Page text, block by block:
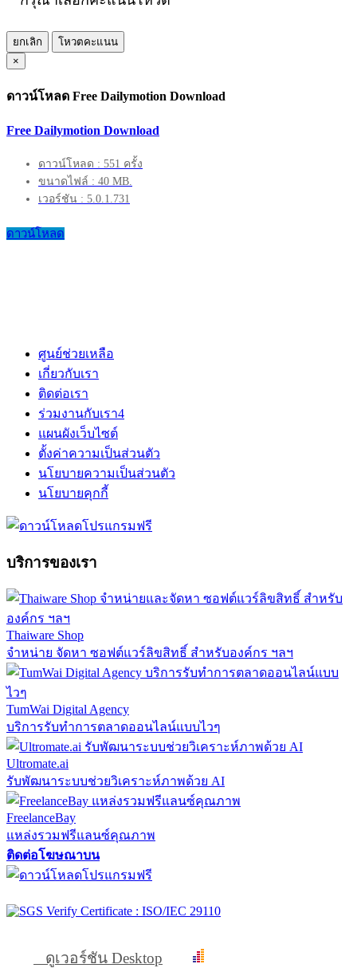
ยกเลิก
โหวตคะแนน
×
ดาวน์โหลด Free Dailymotion Download
Free Dailymotion Download
ดาวน์โหลด : 551 ครั้ง
ขนาดไฟล์ : 40 MB.
เวอร์ชัน : 5.0.1.731
ดาวน์โหลด
ศูนย์ช่วยเหลือ
เกี่ยวกับเรา
ติดต่อเรา
ร่วมงานกับเรา4
แผนผังเว็บไซต์
ตั้งค่าความเป็นส่วนตัว
นโยบายความเป็นส่วนตัว
นโยบายคุกกี้
บริการของเรา
Thaiware Shop
จำหน่าย จัดหา ซอฟต์แวร์ลิขสิทธิ์ สำหรับองค์กร ฯลฯ
TumWai Digital Agency
บริการรับทำการตลาดออนไลน์แบบไวๆ
Ultromate.ai
รับพัฒนาระบบช่วยวิเคราะห์ภาพด้วย AI
FreelanceBay
แหล่งรวมฟรีแลนซ์คุณภาพ
ติดต่อโฆษณาบน
ดูเวอร์ชัน Desktop